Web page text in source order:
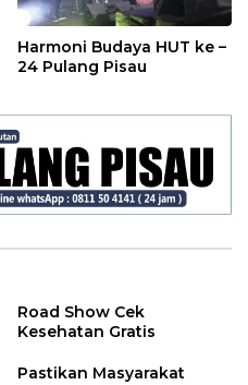
Harmoni Budaya HUT ke –
24 Pulang Pisau
Road Show Cek
Kesehatan Gratis
Pastikan Masyarakat